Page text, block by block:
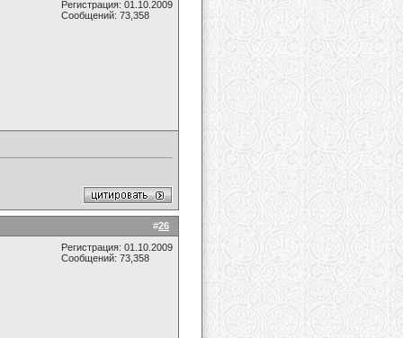
Регистрация: 01.10.2009
Сообщений: 73,358
#26
Регистрация: 01.10.2009
Сообщений: 73,358